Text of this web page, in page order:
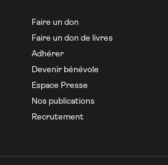
Faire un don
Faire un don de livres
Adhérer
Devenir bénévole
Espace Presse
Nos publications
Recrutement